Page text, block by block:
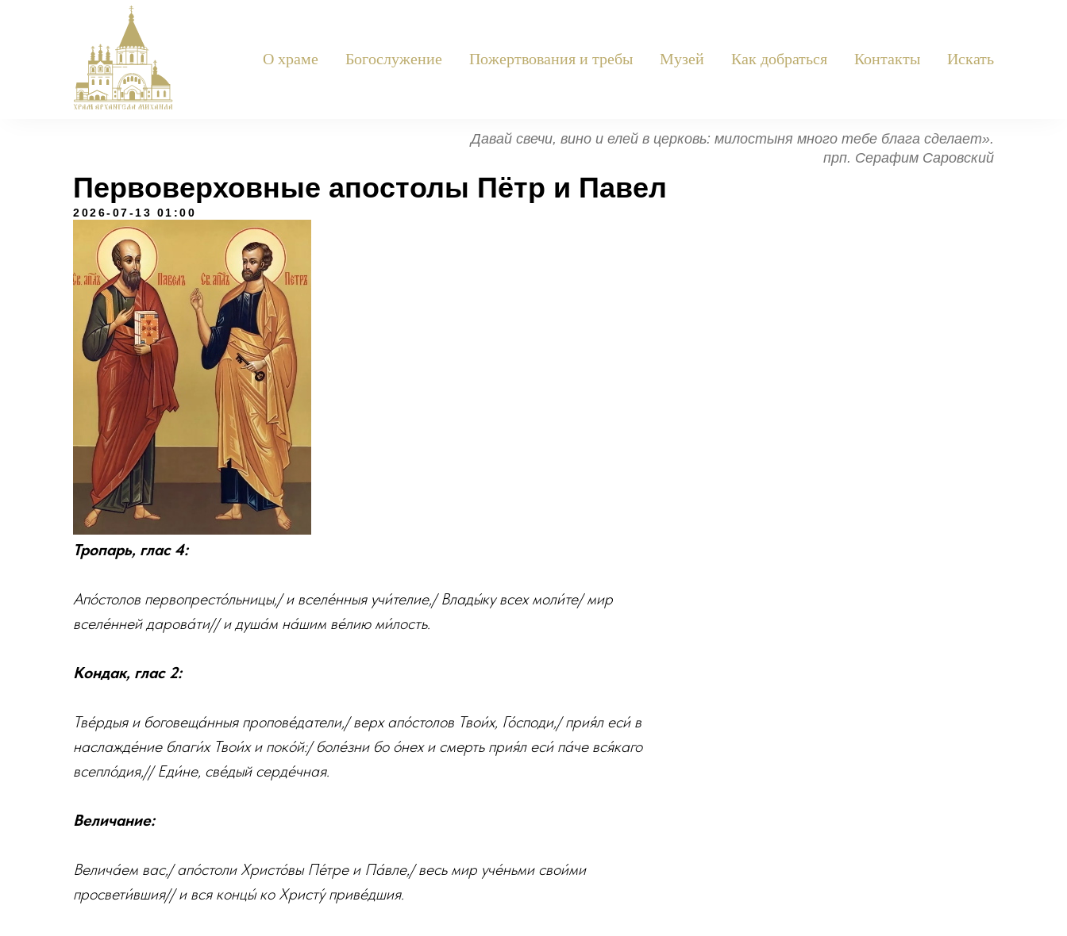
О храме Богослужение Пожертвования и требы Музей Как добраться Контакты Искать
Давай свечи, вино и елей в церковь: милостыня много тебе блага сделает».
прп. Серафим Саровский
Первоверховные апостолы Пётр и Павел
2026-07-13 01:00
Тропарь, глас 4:
Апо́столов первопресто́льницы,/ и вселе́нныя учи́телие,/ Влады́ку всех моли́те/ мир
вселе́нней дарова́ти// и душа́м на́шим ве́лию ми́лость.
Кондак, глас 2:
Тве́рдыя и боговеща́нныя пропове́датели,/ верх апо́столов Твои́х, Го́споди,/ прия́л еси́ в
наслажде́ние благи́х Твои́х и поко́й:/ боле́зни бо о́нех и смерть прия́л еси́ па́че вся́каго
всепло́дия,// Еди́не, све́дый серде́чная.
Величание:
Велича́ем вас,/ апо́столи Христо́вы Пе́тре и Па́вле,/ весь мир уче́ньми свои́ми
просвети́вшия// и вся концы́ ко Христу́ приве́дшия.